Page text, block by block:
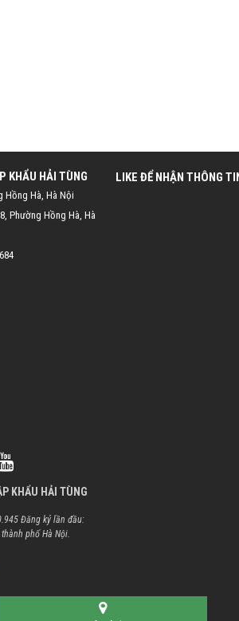
KHẨU HẢI TÙNG
Hồng Hà, Hà Nội
Phường Hồng Hà, Hà
KHẨU HẢI TÙNG
Đăng ký lần đầu:
phố Hà Nội.
LIKE ĐỂ NHẬN THÔNG